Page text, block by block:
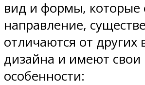
вид и формы, которые
направление,
отличаются от других
дизайна и имеют свои
особенности: